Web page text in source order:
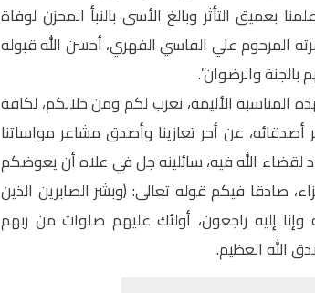
بعميق التأثر وبالغ الأسى بالنبأ المحزن لوفاة
المرحوم علي الفاسي الفهري، أحسن الله قبوله
والرضوان”.
الأليمة، نعرب لكم ومن خلالكم، لكافة
أصدقائه، عن أحر تعازينا وأصدق مشاعر مواساتنا
لقضاء الله فيه، سائلينه جل في علاه أن يعوضكم
صادقا فيكم قوله تعالى: (وبشر الصابرين الذين
وإنا إليه راجعون، أولئك عليهم صلوات من ربهم
الله العظيم.